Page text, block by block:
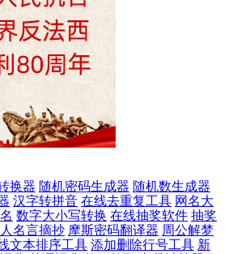
换器 随机密码生成器 随机数生成器
汉字转拼音 在线去重复工具 网名大
数字大小写转换 在线抽奖软件 抽奖
名言摘抄 摩斯密码翻译器 周公解梦
文本排序工具 添加删除行号工具 新